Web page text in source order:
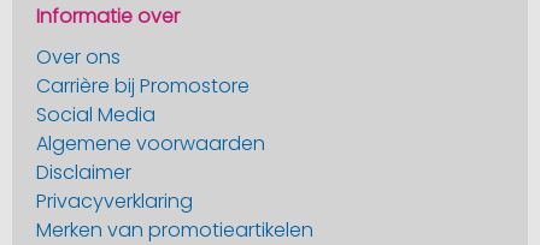
Informatie over
Over ons
Carrière bij Promostore
Social Media
Algemene voorwaarden
Disclaimer
Privacyverklaring
Merken van promotieartikelen